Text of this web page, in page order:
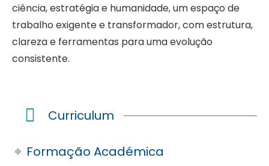
ciência, estratégia e humanidade, um espaço de
trabalho exigente e transformador, com estrutura,
clareza e ferramentas para uma evolução
consistente.
Curriculum
Formação Académica